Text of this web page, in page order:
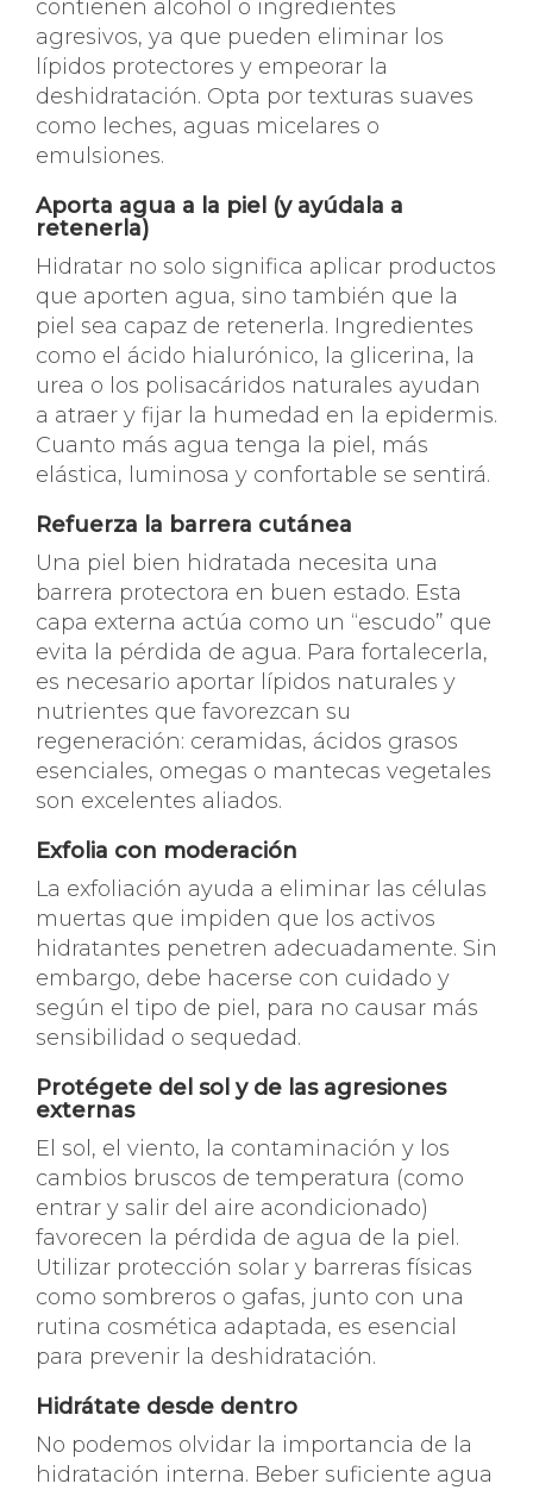
contienen alcohol o ingredientes
agresivos, ya que pueden eliminar los
lípidos protectores y empeorar la
deshidratación. Opta por texturas suaves
como leches, aguas micelares o
emulsiones.
Aporta agua a la piel (y ayúdala a
retenerla)
Hidratar no solo significa aplicar productos
que aporten agua, sino también que la
piel sea capaz de retenerla. Ingredientes
como el ácido hialurónico, la glicerina, la
urea o los polisacáridos naturales ayudan
a atraer y fijar la humedad en la epidermis.
Cuanto más agua tenga la piel, más
elástica, luminosa y confortable se sentirá.
Refuerza la barrera cutánea
Una piel bien hidratada necesita una
barrera protectora en buen estado. Esta
capa externa actúa como un “escudo” que
evita la pérdida de agua. Para fortalecerla,
es necesario aportar lípidos naturales y
nutrientes que favorezcan su
regeneración: ceramidas, ácidos grasos
esenciales, omegas o mantecas vegetales
son excelentes aliados.
Exfolia con moderación
La exfoliación ayuda a eliminar las células
muertas que impiden que los activos
hidratantes penetren adecuadamente. Sin
embargo, debe hacerse con cuidado y
según el tipo de piel, para no causar más
sensibilidad o sequedad.
Protégete del sol y de las agresiones
externas
El sol, el viento, la contaminación y los
cambios bruscos de temperatura (como
entrar y salir del aire acondicionado)
favorecen la pérdida de agua de la piel.
Utilizar protección solar y barreras físicas
como sombreros o gafas, junto con una
rutina cosmética adaptada, es esencial
para prevenir la deshidratación.
Hidrátate desde dentro
No podemos olvidar la importancia de la
hidratación interna. Beber suficiente agua